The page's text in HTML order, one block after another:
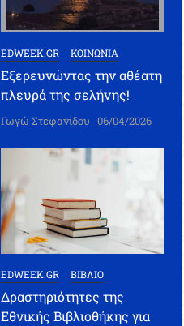
EDWEEK.GR ΚΟΙΝΩΝΙΑ
Εξερευνώντας την αθέατη
πλευρά της σελήνης!
Γωγώ Στεφανίδου 06/04/2026
EDWEEK.GR ΒΙΒΛΙΟ
Δραστηριότητες της
Εθνικής Βιβλιοθήκης για